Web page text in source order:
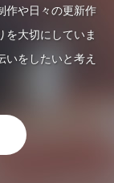
作や日々の更新作
を大切にしていま
をしたいと考え